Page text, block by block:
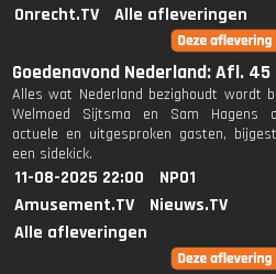
Onrecht.TV
Alle afleveringen
Goedenavond Nederland: Afl. 45
Alles wat Nederland bezighoudt wordt
Welmoed Sijtsma en Sam Hagens
actuele en uitgesproken gasten,
een sidekick.
11-08-2025 22:00
NPO1
Amusement.TV
Nieuws.TV
Alle afleveringen